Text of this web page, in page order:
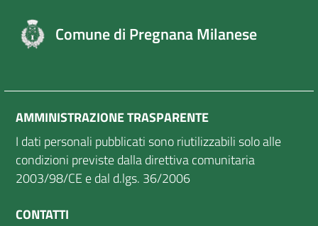
Comune di Pregnana Milanese
AMMINISTRAZIONE TRASPARENTE
I dati personali pubblicati sono riutilizzabili solo alle
condizioni previste dalla direttiva comunitaria
2003/98/CE e dal d.lgs. 36/2006
CONTATTI